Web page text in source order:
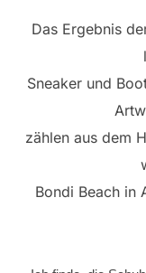
Das Ergebnis
Sneaker und
zählen aus dem
Bondi Beach in